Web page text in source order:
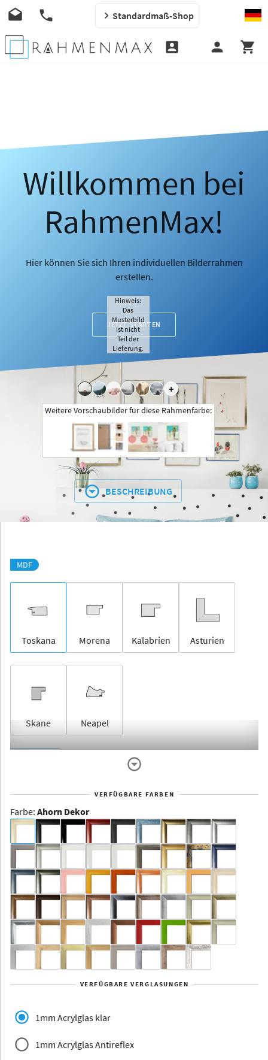
Standardmaß-Shop
Willkommen bei
RahmenMax!
Hier können Sie sich Ihren individuellen Bilderrahmen
erstellen.
JETZT STARTEN
+
Hinweis:
Das
Musterbild
ist nicht
Teil der
Lieferung.
Weitere Vorschaubilder für diese Rahmenfarbe:
BESCHREIBUNG
MDF
Toskana Morena Kalabrien Asturien
Skane Neapel
Dakota -
Rahmenloser
Aluminium
Yukon Alaska
VERFÜGBARE FARBEN
Farbe: Ahorn Dekor
VERFÜGBARE VERGLASUNGEN
1mm Acrylglas klar
1mm Acrylglas Antireflex